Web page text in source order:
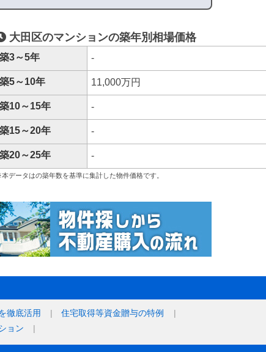
大田区のマンションの築年別相場価格
築3～5年 -
築5～10年 11,000万円
築10～15年 -
築15～20年 -
築20～25年 -
データはの築年数を基準に集計した物件価格です。
徹底活用
住宅取得等資金贈与の特例
ョン